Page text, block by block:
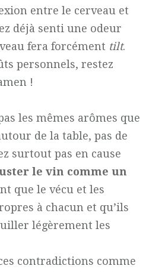
entre le cerveau et
déjà senti une odeur
fera forcément tilt.
personnels, restez
!
les mêmes arômes que
de la table, pas de
surtout pas en cause
le vin comme un
que le vécu et les
à chacun et qu’ils
légèrement les
contradictions comme